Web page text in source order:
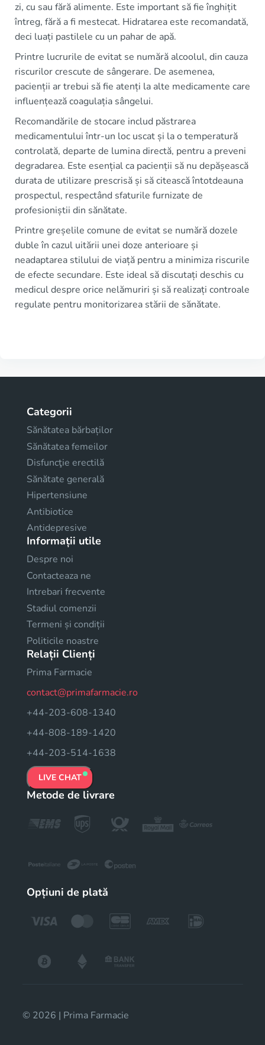
zi, cu sau fără alimente. Este important să fie înghițit
întreg, fără a fi mestecat. Hidratarea este recomandată,
deci luați pastilele cu un pahar de apă.
Printre lucrurile de evitat se numără alcoolul, din cauza
riscurilor crescute de sângerare. De asemenea,
pacienții ar trebui să fie atenți la alte medicamente care
influențează coagulația sângelui.
Recomandările de stocare includ păstrarea
medicamentului într-un loc uscat și la o temperatură
controlată, departe de lumina directă, pentru a preveni
degradarea. Este esențial ca pacienții să nu depășească
durata de utilizare prescrisă și să citească întotdeauna
prospectul, respectând sfaturile furnizate de
profesioniștii din sănătate.
Printre greșelile comune de evitat se numără dozele
duble în cazul uitării unei doze anterioare și
neadaptarea stilului de viață pentru a minimiza riscurile
de efecte secundare. Este ideal să discutați deschis cu
medicul despre orice nelămuriri și să realizați controale
regulate pentru monitorizarea stării de sănătate.
Categorii
Sănătatea bărbaților
Sănătatea femeilor
Disfuncţie erectilă
Sănătate generală
Hipertensiune
Antibiotice
Antidepresive
Informații utile
Despre noi
Contacteaza ne
Intrebari frecvente
Stadiul comenzii
Termeni și condiții
Politicile noastre
Relații Clienți
Prima Farmacie
contact@primafarmacie.ro
+44-203-608-1340
+44-808-189-1420
+44-203-514-1638
LIVE CHAT
Metode de livrare
Opțiuni de plată
© 2026 | Prima Farmacie